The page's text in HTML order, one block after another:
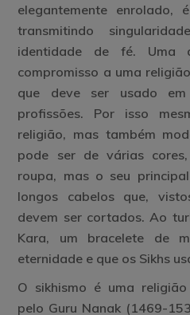
elegantemente
transmitindo
identidade de fé. Uma
compromisso a uma
que deve ser usado
profissões. Por isso
religião, mas também
pode ser de várias
roupa, mas o seu
longos cabelos que,
devem ser cortados. Ao
Kara, um bracelete de
eternidade e que os Sikhs
O sikhismo é uma
pelo Guru Nanak (1469-